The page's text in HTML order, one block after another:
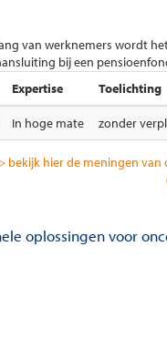
van werknemers wordt
bij een
Expertise Toelichting
In hoge mate zonder
> bekijk hier de meningen van
oplossingen voor